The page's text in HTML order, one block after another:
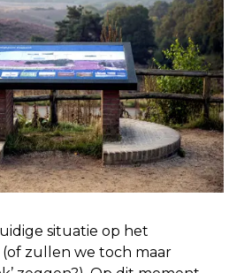
situatie op het
zullen we toch maar